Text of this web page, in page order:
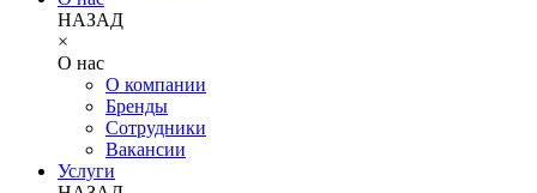
НАЗАД
×
О нас
О компании
Бренды
Сотрудники
Вакансии
Услуги